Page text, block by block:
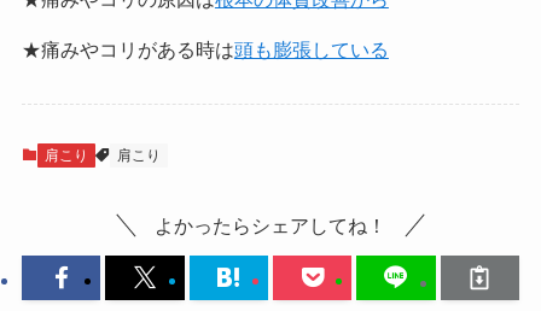
★痛みやコリがある時は頭も膨張している
肩こり 肩こり
よかったらシェアしてね！